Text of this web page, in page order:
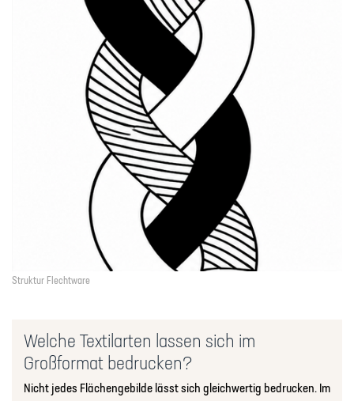
Struktur Flechtware
Welche Textilarten lassen sich im
Großformat bedrucken?
Nicht jedes Flächengebilde lässt sich gleichwertig bedrucken. Im